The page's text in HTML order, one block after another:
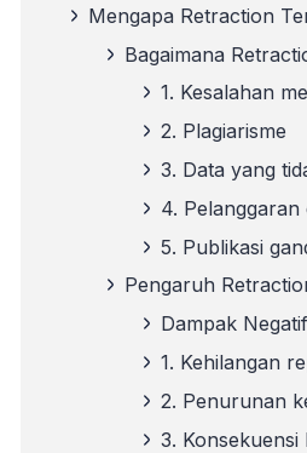
Mengapa Retraction
Bagaimana
1. Kesalahan
2. Plagiarisme
3. Data yang
4. Pelanggaran
5. Publikasi
Pengaruh
Dampak
1. Kehilangan
2. Penurunan
3.